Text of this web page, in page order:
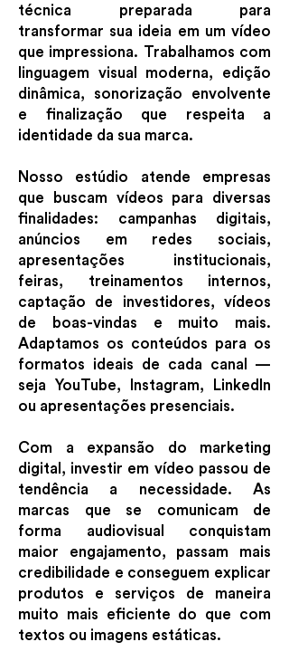
técnica preparada para
transformar sua ideia em um vídeo
que impressiona. Trabalhamos com
linguagem visual moderna, edição
dinâmica, sonorização envolvente
e finalização que respeita a
identidade da sua marca.
Nosso estúdio atende empresas
que buscam vídeos para diversas
finalidades: campanhas digitais,
anúncios em redes sociais,
apresentações institucionais,
feiras, treinamentos internos,
captação de investidores, vídeos
de boas-vindas e muito mais.
Adaptamos os conteúdos para os
formatos ideais de cada canal —
seja YouTube, Instagram, LinkedIn
ou apresentações presenciais.
Com a expansão do marketing
digital, investir em vídeo passou de
tendência a necessidade. As
marcas que se comunicam de
forma audiovisual conquistam
maior engajamento, passam mais
credibilidade e conseguem explicar
produtos e serviços de maneira
muito mais eficiente do que com
textos ou imagens estáticas.